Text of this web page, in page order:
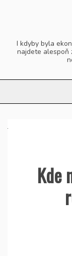
I kdyby byla
najdete alespoň
Kde